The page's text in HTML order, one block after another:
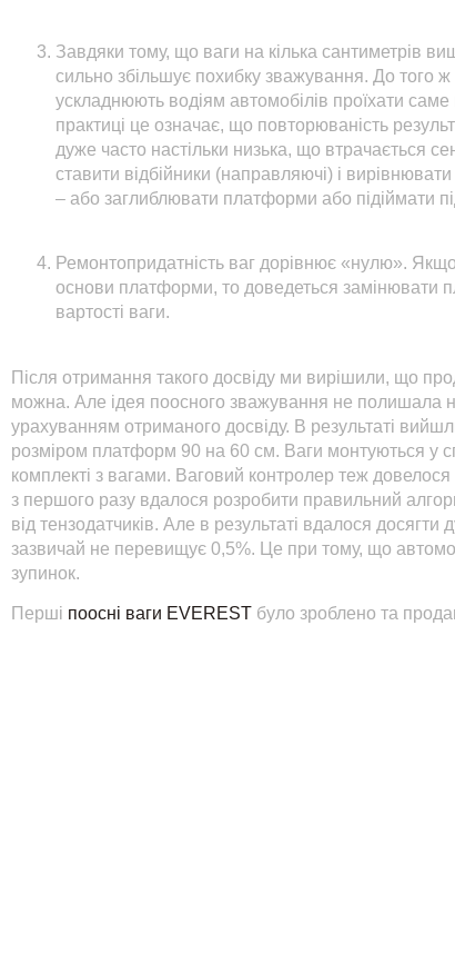
Завдяки тому, що ваги на кілька сантиметрів
сильно збільшує похибку зважування. До того
ускладнюють водіям автомобілів проїхати
практиці це означає, що повторюваність
дуже часто настільки низька, що втрачається
ставити відбійники (направляючі) і
– або заглиблювати платформи або підіймати
Ремонтопридатність ваг дорівнює «нулю».
основи платформи, то доведеться замінювати
вартості ваги.
Після отримання такого досвіду ми вирішили, що
можна. Але ідея поосного зважування не полишала
урахуванням отриманого досвіду. В результаті
розміром платформ 90 на 60 см. Ваги монтуються у
комплекті з вагами. Ваговий контролер теж
з першого разу вдалося розробити правильний
від тензодатчиків. Але в результаті вдалося досягти
зазвичай не перевищує 0,5%. Це при тому, що
зупинок.
Перші поосні ваги EVEREST було зроблено та